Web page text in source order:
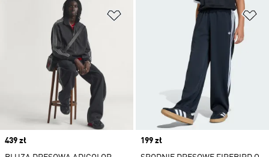
Dodaj do listy życzeń
Price
439 zł
Price
199 zł